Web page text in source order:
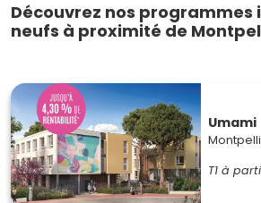
Découvrez nos programmes
neufs à proximité de
Umami
T1 à